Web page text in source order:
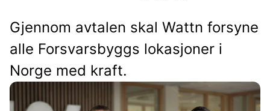
Gjennom avtalen skal Wattn forsyne
alle Forsvarsbyggs lokasjoner i
Norge med kraft.